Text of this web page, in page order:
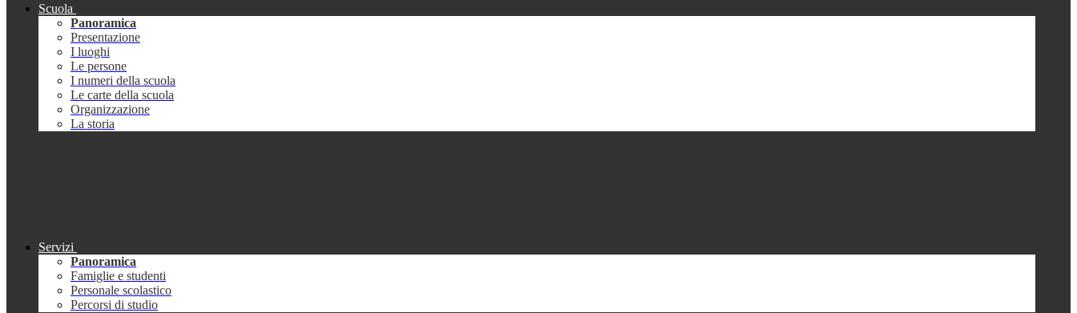
Scuola
Panoramica
Presentazione
I luoghi
Le persone
I numeri della scuola
Le carte della scuola
Organizzazione
La storia
Servizi
Panoramica
Famiglie e studenti
Personale scolastico
Percorsi di studio